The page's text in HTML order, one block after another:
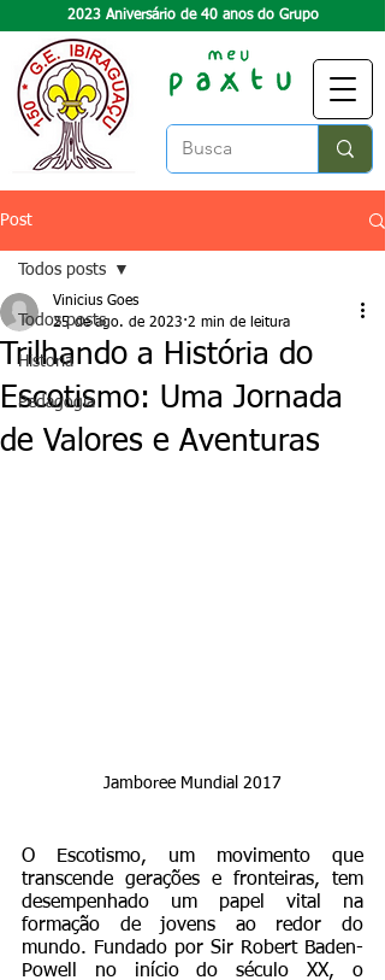
2023 Aniversário de 40 anos do Grupo
Post
Todos posts
Historia
Pedagogia
Todos posts
Trilhando a História do
Escotismo: Uma Jornada
de Valores e Aventuras
Vinicius Goes
25 de ago. de 2023 2 min de leitura
Jamboree Mundial 2017
O Escotismo, um movimento que
transcende gerações e fronteiras, tem
desempenhado um papel vital na
formação de jovens ao redor do
mundo. Fundado por Sir Robert Baden-
Powell no início do século XX, o